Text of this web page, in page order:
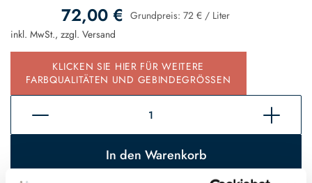
72,00 € Grundpreis: 72 € / Liter
inkl. MwSt., zzgl. Versand
KLICKEN SIE HIER FÜR WEITERE
FARBQUALITÄTEN UND GEBINDEGRÖSSEN
In den Warenkorb